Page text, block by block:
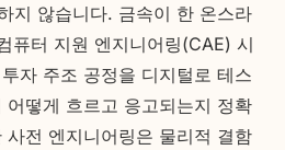
지 않습니다. 금속이 한 온스라
퓨터 지원 엔지니어링(CAE) 시
자 주조 공정을 디지털로 테스
어떻게 흐르고 응고되는지 정확
전 엔지니어링은 물리적 결함